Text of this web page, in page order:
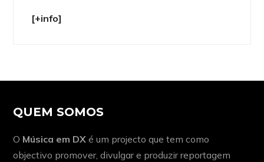
[+info]
QUEM SOMOS
O Música em DX é um projecto que tem como
objectivo promover, divulgar e produzir reportagem